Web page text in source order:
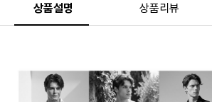
상품설명 상품리뷰